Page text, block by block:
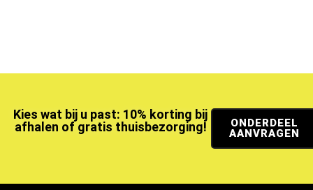
Kies wat bij u past: 10% korting bij
afhalen of gratis thuisbezorging!
ONDERDEEL
AANVRAGEN